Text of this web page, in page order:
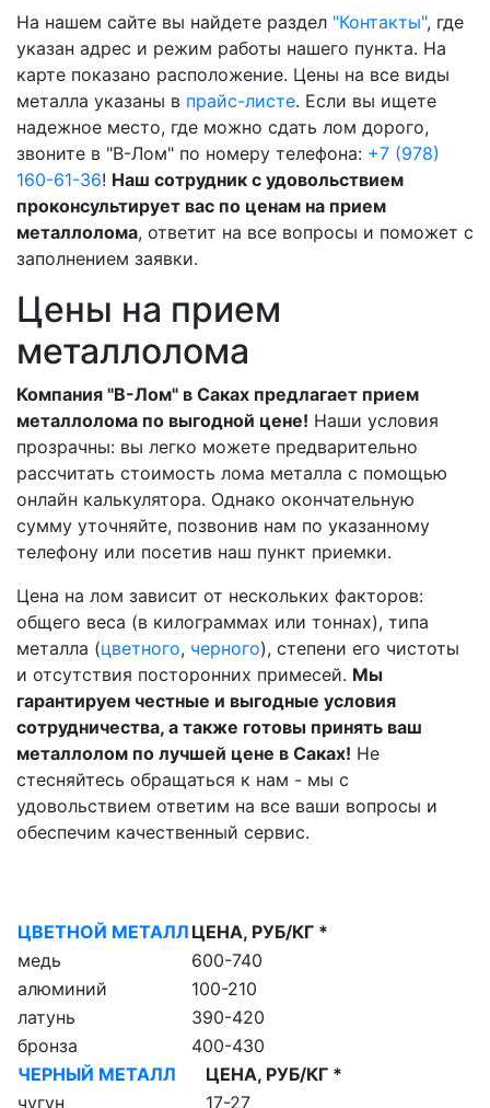
На нашем сайте вы найдете раздел "Контакты", где
указан адрес и режим работы нашего пункта. На
карте показано расположение. Цены на все виды
металла указаны в прайс-листе. Если вы ищете
надежное место, где можно сдать лом дорого,
звоните в "В-Лом" по номеру телефона: +7 (978)
160-61-36! Наш сотрудник с удовольствием
проконсультирует вас по ценам на прием
металлолома, ответит на все вопросы и поможет с
заполнением заявки.
Цены на прием
металлолома
Компания "В-Лом" в Саках предлагает прием
металлолома по выгодной цене! Наши условия
прозрачны: вы легко можете предварительно
рассчитать стоимость лома металла с помощью
онлайн калькулятора. Однако окончательную
сумму уточняйте, позвонив нам по указанному
телефону или посетив наш пункт приемки.
Цена на лом зависит от нескольких факторов:
общего веса (в килограммах или тоннах), типа
металла (цветного, черного), степени его чистоты
и отсутствия посторонних примесей. Мы
гарантируем честные и выгодные условия
сотрудничества, а также готовы принять ваш
металлолом по лучшей цене в Саках! Не
стесняйтесь обращаться к нам - мы с
удовольствием ответим на все ваши вопросы и
обеспечим качественный сервис.
ЦВЕТНОЙ МЕТАЛЛ ЦЕНА, РУБ/КГ *
медь
600-740
алюминий
100-210
латунь
390-420
бронза
400-430
ЧЕРНЫЙ МЕТАЛЛ
ЦЕНА, РУБ/КГ *
чугун
17-27